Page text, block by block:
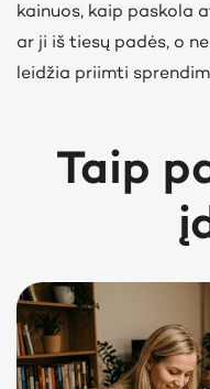
kainuos, kaip paskola
ar ji iš tiesų padės, o
leidžia priimti
Taip